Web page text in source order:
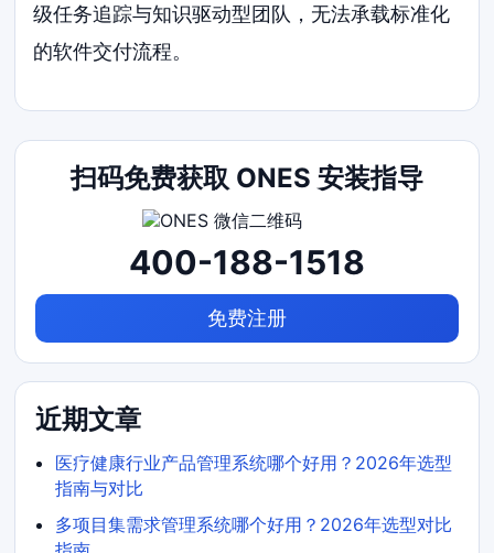
级任务追踪与知识驱动型团队，无法承载标准化
的软件交付流程。
扫码免费获取 ONES 安装指导
400-188-1518
免费注册
近期文章
医疗健康行业产品管理系统哪个好用？2026年选型
指南与对比
多项目集需求管理系统哪个好用？2026年选型对比